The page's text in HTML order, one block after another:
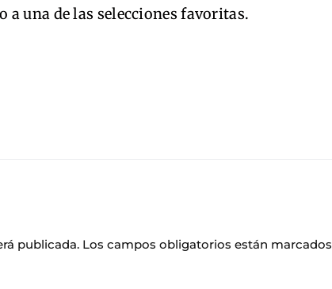
una de las selecciones favoritas.
publicada. Los campos obligatorios están marcados